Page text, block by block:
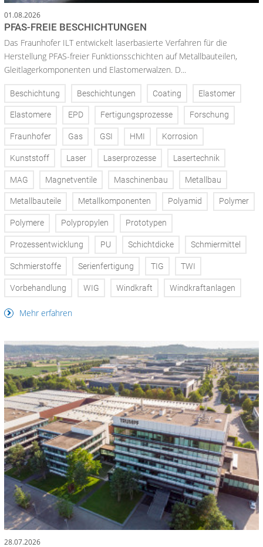
01.08.2026
PFAS-FREIE BESCHICHTUNGEN
Das Fraunhofer ILT entwickelt laserbasierte Verfahren für die
Herstellung PFAS-freier Funktionsschichten auf Metallbauteilen,
Gleitlagerkomponenten und Elastomerwalzen. D...
Beschichtung Beschichtungen Coating Elastomer
Elastomere EPD Fertigungsprozesse Forschung
Fraunhofer Gas GSI HMI Korrosion
Kunststoff Laser Laserprozesse Lasertechnik
MAG Magnetventile Maschinenbau Metallbau
Metallbauteile Metallkomponenten Polyamid Polymer
Polymere Polypropylen Prototypen
Prozessentwicklung PU Schichtdicke Schmiermittel
Schmierstoffe Serienfertigung TIG TWI
Vorbehandlung WIG Windkraft Windkraftanlagen
Mehr erfahren
28.07.2026